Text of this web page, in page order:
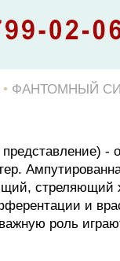
• ФАНТОМНЫЙ
-
стреляющий
и
роль